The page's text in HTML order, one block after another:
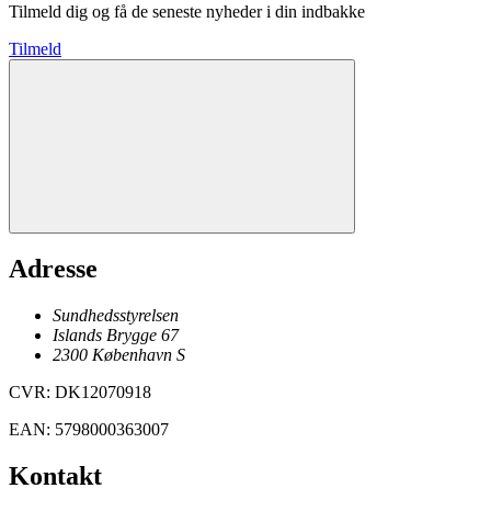
Tilmeld dig og få de seneste nyheder i din indbakke
Tilmeld
Adresse
Sundhedsstyrelsen
Islands Brygge 67
2300 København S
CVR: DK12070918
EAN: 5798000363007
Kontakt